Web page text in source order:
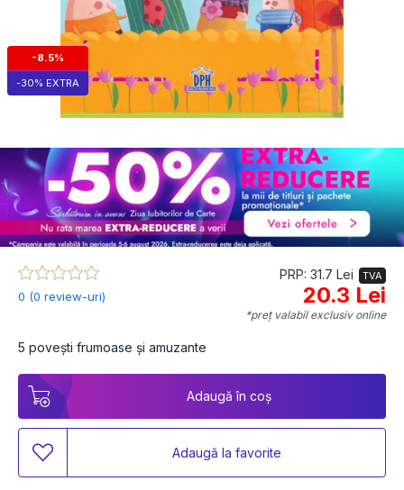
-8.5%
-30% EXTRA
0 (0 review-uri)
PRP: 31.7 Lei TVA
20.3 Lei
*preț valabil exclusiv online
5 povești frumoase și amuzante
Adaugă în coș
Adaugă la favorite